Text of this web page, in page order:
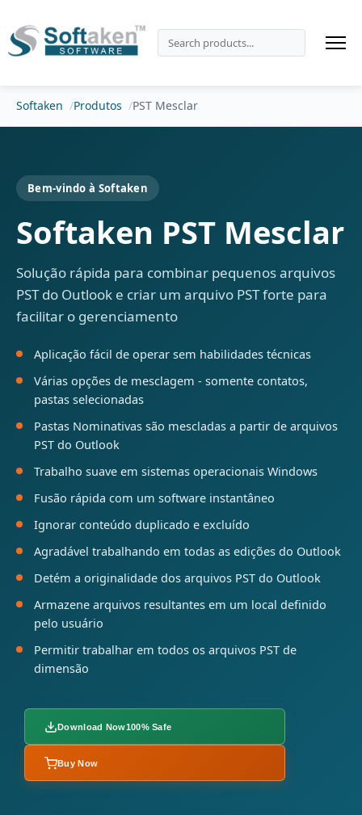
Softaken Produtos PST Mesclar
Bem-vindo à Softaken
Softaken PST Mesclar
Solução rápida para combinar pequenos arquivos
PST do Outlook e criar um arquivo PST forte para
facilitar o gerenciamento
Aplicação fácil de operar sem habilidades técnicas
Várias opções de mesclagem - somente contatos,
pastas selecionadas
Pastas Nominativas são mescladas a partir de arquivos
PST do Outlook
Trabalho suave em sistemas operacionais Windows
Fusão rápida com um software instantâneo
Ignorar conteúdo duplicado e excluído
Agradável trabalhando em todas as edições do Outlook
Detém a originalidade dos arquivos PST do Outlook
Armazene arquivos resultantes em um local definido
pelo usuário
Permitir trabalhar em todos os arquivos PST de
dimensão
Download Now100% Safe
Buy Now